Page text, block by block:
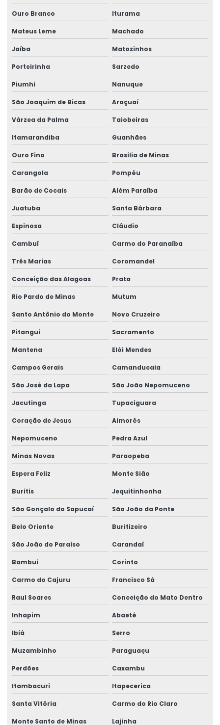
Ouro Branco Iturama
Mateus Leme Machado
Jaíba Matozinhos
Porteirinha Sarzedo
Piumhi Nanuque
São Joaquim de Bicas Araçuaí
Várzea da Palma Taiobeiras
Itamarandiba Guanhães
Ouro Fino Brasília de Minas
Carangola Pompéu
Barão de Cocais Além Paraíba
Juatuba Santa Bárbara
Espinosa Cláudio
Cambuí Carmo do Paranaíba
Três Marias Coromandel
Conceição das Alagoas Prata
Rio Pardo de Minas Mutum
Santo Antônio do Monte Novo Cruzeiro
Pitangui Sacramento
Mantena Elói Mendes
Campos Gerais Camanducaia
São José da Lapa São João Nepomuceno
Jacutinga Tupaciguara
Coração de Jesus Aimorés
Nepomuceno Pedra Azul
Minas Novas Paraopeba
Espera Feliz Monte Sião
Buritis Jequitinhonha
São Gonçalo do Sapucaí São João da Ponte
Belo Oriente Buritizeiro
São João do Paraíso Carandaí
Bambuí Corinto
Carmo do Cajuru Francisco Sá
Raul Soares Conceição do Mato Dentro
Inhapim Abaeté
Ibiá Serro
Muzambinho Paraguaçu
Perdões Caxambu
Itambacuri Itapecerica
Santa Vitória Carmo do Rio Claro
Monte Santo de Minas Lajinha